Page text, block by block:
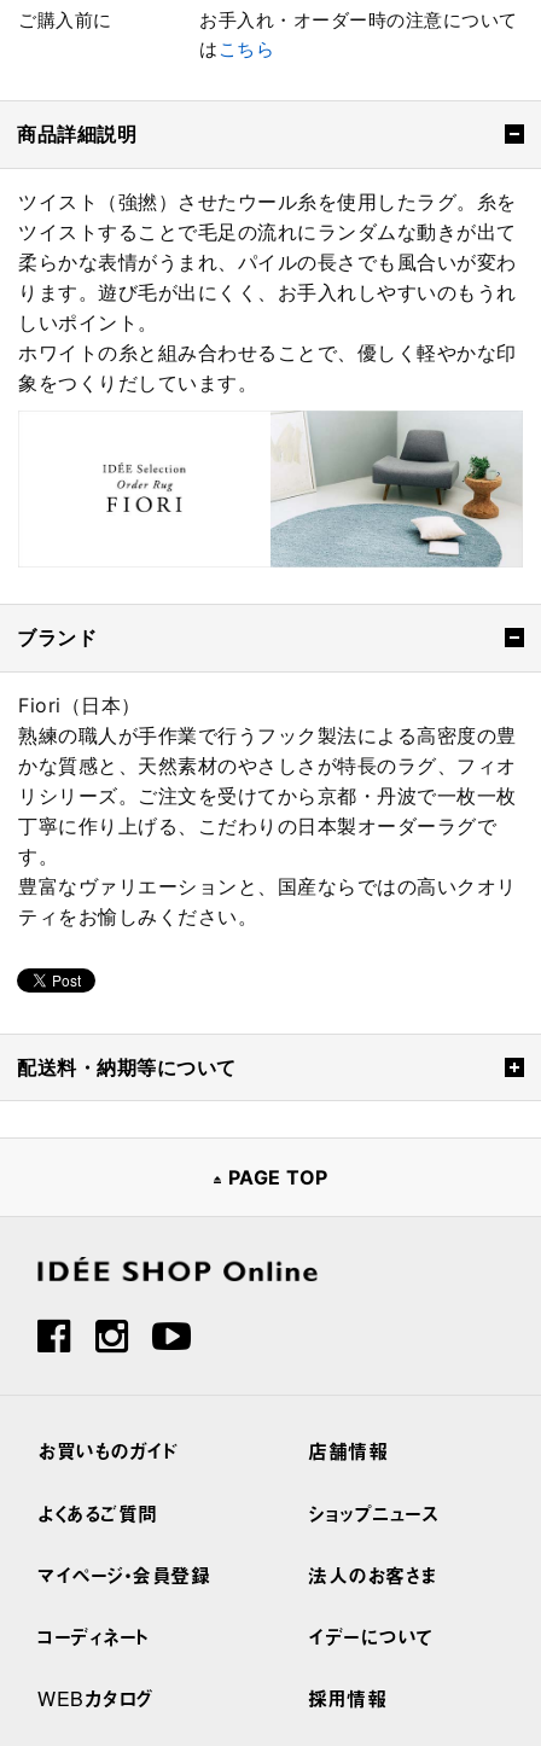
ご購入前に
お手入れ・オーダー時の注意について
は こちら
商品詳細説明
ツイスト（強撚）させたウール糸を使用したラグ。糸を
ツイストすることで毛足の流れにランダムな動きが出て
柔らかな表情がうまれ、パイルの長さでも風合いが変わ
ります。遊び毛が出にくく、お手入れしやすいのもうれ
しいポイント。
ホワイトの糸と組み合わせることで、優しく軽やかな印
象をつくりだしています。
ブランド
Fiori（日本）
熟練の職人が手作業で行うフック製法による高密度の豊
かな質感と、天然素材のやさしさが特長のラグ、フィオ
リシリーズ。ご注文を受けてから京都・丹波で一枚一枚
丁寧に作り上げる、こだわりの日本製オーダーラグで
す。
豊富なヴァリエーションと、国産ならではの高いクオリ
ティをお愉しみください。
配送料・納期等について
PAGE TOP
お買いものガイド
よくあるご質問
マイページ・会員登録
コーディネート
WEBカタログ
店舗情報
ショップニュース
法人のお客さま
イデーについて
採用情報